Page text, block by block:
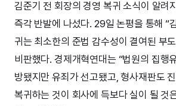
김준기 전 회장의 경영 복귀 소식이 알려
즉각 반발에 나섰다. 29일 논평을 통해 “
귀는 최소한의 준법 감수성이 결여된 부
비판했다. 경제개혁연대는 “법원의 집행
방됐지만 유죄가 선고됐고, 형사재판도
복귀하는 것이 회사에 득보다 실이 될 것